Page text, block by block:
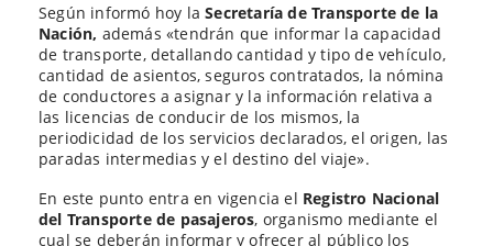
Según informó hoy laSecretaría de Transporte de la
Nación, además «tendrán que informar la capacidad
de transporte, detallando cantidad y tipo de vehículo,
cantidad de asientos, seguros contratados, la nómina
de conductores a asignar y la información relativa a
las licencias de conducir de los mismos, la
periodicidad de los servicios declarados, el origen, las
paradas intermedias y el destino del viaje».
En este punto entra en vigencia el Registro Nacional
del Transporte de pasajeros, organismo mediante el
cual se deberán informar y ofrecer al público los